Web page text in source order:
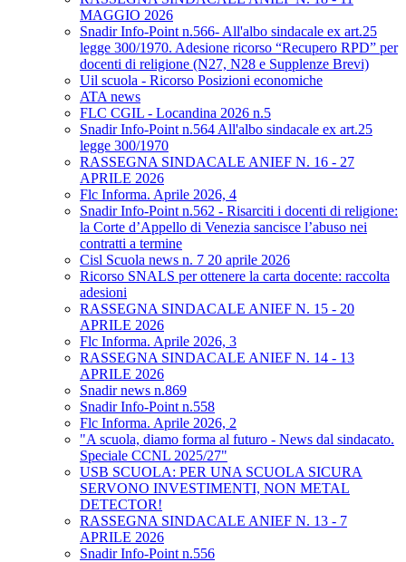
MAGGIO 2026
Snadir Info-Point n.566- All'albo sindacale ex art.25
legge 300/1970. Adesione ricorso “Recupero RPD” per
docenti di religione (N27, N28 e Supplenze Brevi)
Uil scuola - Ricorso Posizioni economiche
ATA news
FLC CGIL - Locandina 2026 n.5
Snadir Info-Point n.564 All'albo sindacale ex art.25
legge 300/1970
RASSEGNA SINDACALE ANIEF N. 16 - 27
APRILE 2026
Flc Informa. Aprile 2026, 4
Snadir Info-Point n.562 - Risarciti i docenti di religione:
la Corte d’Appello di Venezia sancisce l’abuso nei
contratti a termine
Cisl Scuola news n. 7 20 aprile 2026
Ricorso SNALS per ottenere la carta docente: raccolta
adesioni
RASSEGNA SINDACALE ANIEF N. 15 - 20
APRILE 2026
Flc Informa. Aprile 2026, 3
RASSEGNA SINDACALE ANIEF N. 14 - 13
APRILE 2026
Snadir news n.869
Snadir Info-Point n.558
Flc Informa. Aprile 2026, 2
"A scuola, diamo forma al futuro - News dal sindacato.
Speciale CCNL 2025/27"
USB SCUOLA: PER UNA SCUOLA SICURA
SERVONO INVESTIMENTI, NON METAL
DETECTOR!
RASSEGNA SINDACALE ANIEF N. 13 - 7
APRILE 2026
Snadir Info-Point n.556